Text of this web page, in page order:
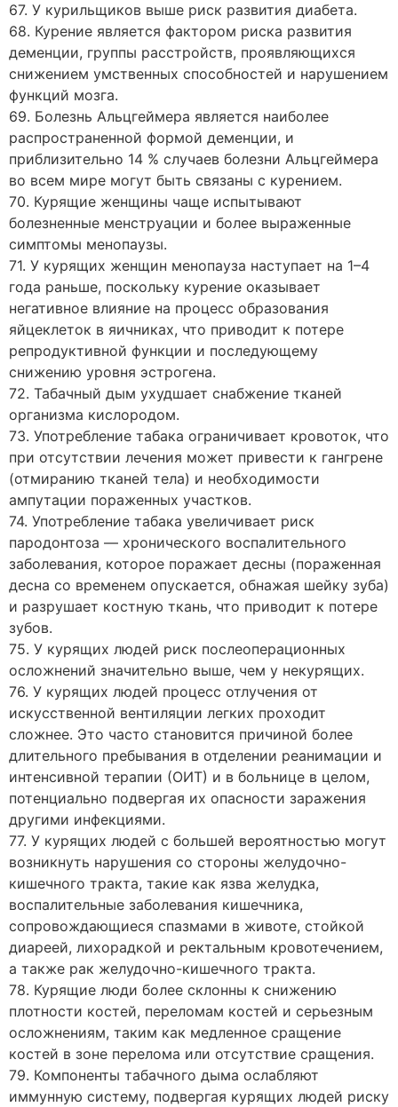
67. У курильщиков выше риск развития диабета.
68. Курение является фактором риска развития
деменции, группы расстройств, проявляющихся
снижением умственных способностей и нарушением
функций мозга.
69. Болезнь Альцгеймера является наиболее
распространенной формой деменции, и
приблизительно 14 % случаев болезни Альцгеймера
во всем мире могут быть связаны с курением.
70. Курящие женщины чаще испытывают
болезненные менструации и более выраженные
симптомы менопаузы.
71. У курящих женщин менопауза наступает на 1–4
года раньше, поскольку курение оказывает
негативное влияние на процесс образования
яйцеклеток в яичниках, что приводит к потере
репродуктивной функции и последующему
снижению уровня эстрогена.
72. Табачный дым ухудшает снабжение тканей
организма кислородом.
73. Употребление табака ограничивает кровоток, что
при отсутствии лечения может привести к гангрене
(отмиранию тканей тела) и необходимости
ампутации пораженных участков.
74. Употребление табака увеличивает риск
пародонтоза — хронического воспалительного
заболевания, которое поражает десны (пораженная
десна со временем опускается, обнажая шейку зуба)
и разрушает костную ткань, что приводит к потере
зубов.
75. У курящих людей риск послеоперационных
осложнений значительно выше, чем у некурящих.
76. У курящих людей процесс отлучения от
искусственной вентиляции легких проходит
сложнее. Это часто становится причиной более
длительного пребывания в отделении реанимации и
интенсивной терапии (ОИТ) и в больнице в целом,
потенциально подвергая их опасности заражения
другими инфекциями.
77. У курящих людей с большей вероятностью могут
возникнуть нарушения со стороны желудочно-
кишечного тракта, такие как язва желудка,
воспалительные заболевания кишечника,
сопровождающиеся спазмами в животе, стойкой
диареей, лихорадкой и ректальным кровотечением,
а также рак желудочно-кишечного тракта.
78. Курящие люди более склонны к снижению
плотности костей, переломам костей и серьезным
осложнениям, таким как медленное сращение
костей в зоне перелома или отсутствие сращения.
79. Компоненты табачного дыма ослабляют
иммунную систему, подвергая курящих людей риску